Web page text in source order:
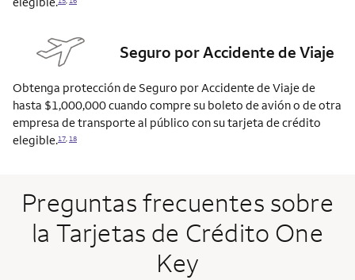
Seguro por Accidente de Viaje
Obtenga protección de Seguro por Accidente de Viaje de
hasta $1,000,000 cuando compre su boleto de avión o de otra
empresa de transporte al público con su tarjeta de crédito
elegible.17 18
Preguntas frecuentes sobre
la Tarjetas de Crédito One
Key